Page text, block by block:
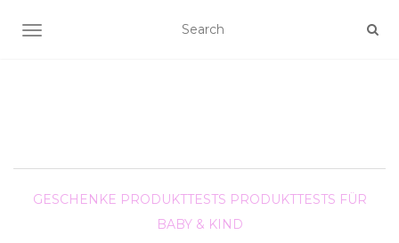
SCHALTE NAVIGATION
GESCHENKE PRODUKTTESTS PRODUKTTESTS FÜR
BABY & KIND